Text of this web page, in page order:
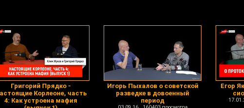
Григорий Прядко -
Корлеоне, часть
4: Как устроена мафия
Игорь Пыхалов о советской
разведке в довоенный
период
Егор